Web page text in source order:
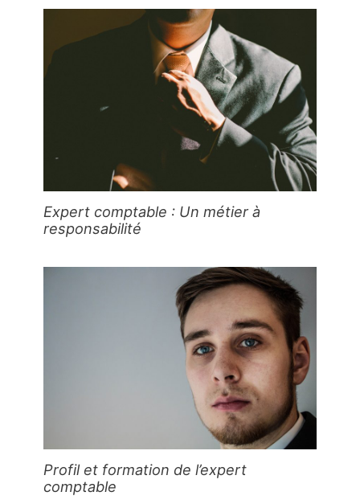
Expert comptable : Un métier à
responsabilité
Profil et formation de l’expert
comptable